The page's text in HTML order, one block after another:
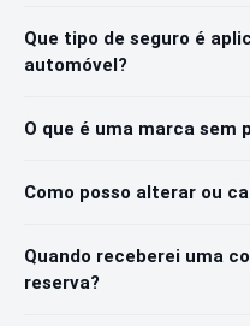
Que tipo de seguro é
automóvel?
O que é uma marca sem
Como posso alterar ou
Quando receberei uma
reserva?